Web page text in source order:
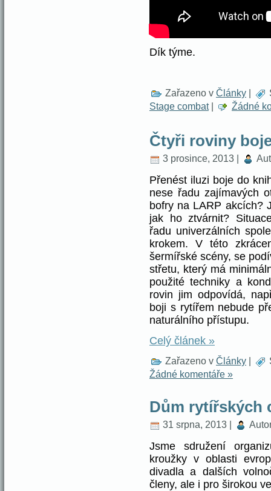
Dík týme.
Zařazeno v Články
Stage combat| Žádné
Čtyři roviny
3 prosince, 2013 |
Přenést iluzi boje do
nese řadu zajímavých
bofry na LARP akcích?
jak ho ztvárnit?
řadu univerzálních
krokem. V této
šermířské scény, se
střetu, který má
použité techniky a
rovin jim odpovídá,
boji s rytířem nebude
naturálního přístupu.
Celý článek »
Zařazeno v Články
Žádné komentáře »
Dům rytířských
31 srpna, 2013 |
Jsme sdružení
kroužky v oblasti
divadla a dalších
členy, ale i pro širokou